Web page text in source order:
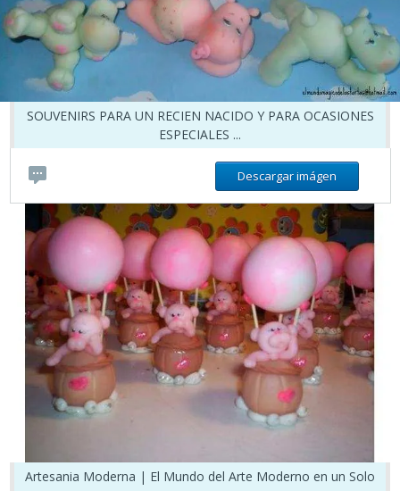
SOUVENIRS PARA UN RECIEN NACIDO Y PARA OCASIONES
ESPECIALES ...
Descargar imágen
Artesania Moderna | El Mundo del Arte Moderno en un Solo